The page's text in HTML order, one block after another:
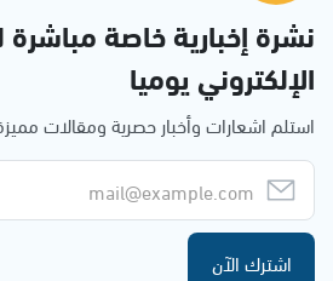
نشرة إخبارية خاصة مباشرة
الإلكتروني يوميا
استلم اشعارات وأخبار حصرية ومقالات
اشترك الآن